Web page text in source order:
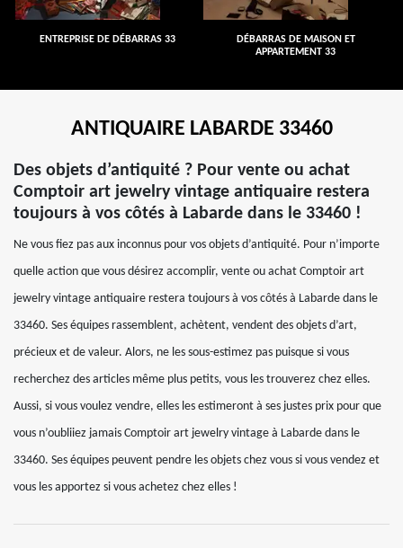
ENTREPRISE DE DÉBARRAS 33
DÉBARRAS DE MAISON ET
APPARTEMENT 33
ANTIQUAIRE LABARDE 33460
Des objets d’antiquité ? Pour vente ou achat
Comptoir art jewelry vintage antiquaire restera
toujours à vos côtés à Labarde dans le 33460 !
Ne vous fiez pas aux inconnus pour vos objets d’antiquité. Pour n’importe
quelle action que vous désirez accomplir, vente ou achat Comptoir art
jewelry vintage antiquaire restera toujours à vos côtés à Labarde dans le
33460. Ses équipes rassemblent, achètent, vendent des objets d’art,
précieux et de valeur. Alors, ne les sous-estimez pas puisque si vous
recherchez des articles même plus petits, vous les trouverez chez elles.
Aussi, si vous voulez vendre, elles les estimeront à ses justes prix pour que
vous n’oubliiez jamais Comptoir art jewelry vintage à Labarde dans le
33460. Ses équipes peuvent pendre les objets chez vous si vous vendez et
vous les apportez si vous achetez chez elles !